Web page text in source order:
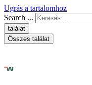
Ugrás a tartalomhoz
Search ...
találat
Összes találat